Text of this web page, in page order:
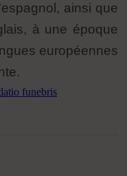
ainsi que
à une époque
européennes
funebris